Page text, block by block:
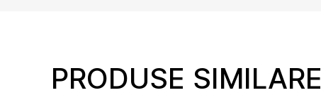
PRODUSE SIMILARE